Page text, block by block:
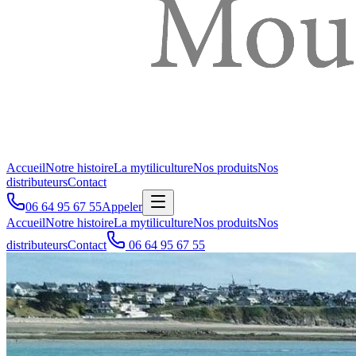
AccueilNotre histoireLa mytilicultureNos produitsNos
distributeursContact
06 64 95 67 55Appeler
AccueilNotre histoireLa mytilicultureNos produitsNos
distributeursContact 06 64 95 67 55